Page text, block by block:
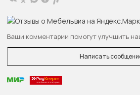
Ваши комментарии помогут улучшить
Написать